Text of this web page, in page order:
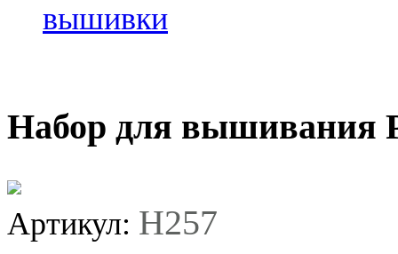
вышивки
Набор для вышивания
Артикул: H257